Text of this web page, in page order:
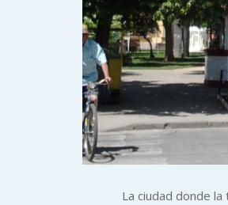
La ciudad donde